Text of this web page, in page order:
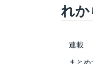
れか
連載